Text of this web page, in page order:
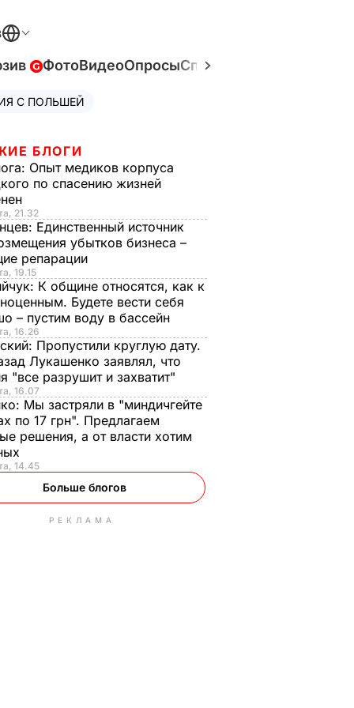
ФотоВидеоОпросыСпецпроекты
С ПОЛЬШЕЙ
БЛОГИ
Опыт медиков корпуса
по спасению жизней
21.32
Единственный источник
убытков бизнеса –
репарации
19.15
К общине относятся, как к
Будете вести себя
– пустим воду в бассейн
16.26
Пропустили круглую дату.
Лукашенко заявлял, что
"все разрушит и захватит"
16.07
Мы застряли в "миндичгейте
по 17 грн". Предлагаем
решения, а от власти хотим
14.45
Больше блогов
РЕКЛАМА